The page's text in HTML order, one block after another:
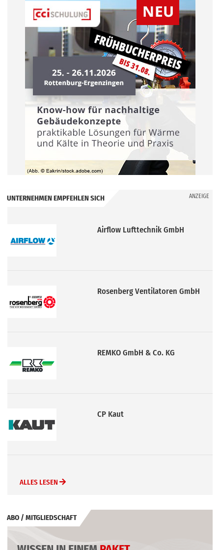
UNTERNEHMEN EMPFEHLEN SICH ANZEIGE
Airflow Lufttechnik GmbH
Rosenberg Ventilatoren GmbH
REMKO GmbH & Co. KG
CP Kaut
ALLES LESEN
ABO / MITGLIEDSCHAFT